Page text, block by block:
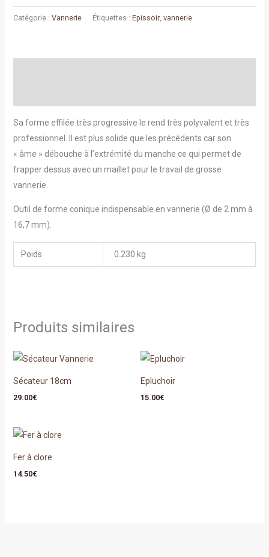
Catégorie : Vannerie Étiquettes : Epissoir, vannerie
Sa forme effilée très progressive le rend très polyvalent et très
professionnel. Il est plus solide que les précédents car son
« âme » débouche à l’extrémité du manche ce qui permet de
frapper dessus avec un maillet pour le travail de grosse
vannerie.
Outil de forme conique indispensable en vannerie (Ø de 2 mm à
16,7 mm).
Poids 0.230 kg
Produits similaires
Sécateur 18cm
29.00€
Epluchoir
15.00€
Fer à clore
14.50€